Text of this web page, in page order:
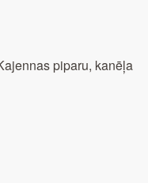
piparu, kanēļa